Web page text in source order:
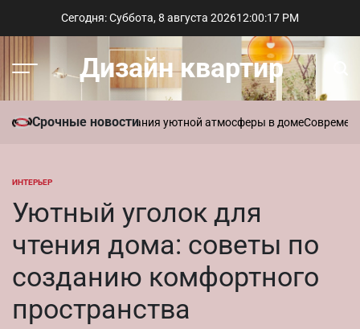
Сегодня: Суббота, 8 августа 202612:00:18 PM
Меню Дизайн квартир
Срочные новости
для создания уютной атмосферы в доме Современный
ОПУБЛИКОВАНО
ИНТЕРЬЕР
Уютный уголок для
чтения дома: советы по
созданию комфортного
пространства